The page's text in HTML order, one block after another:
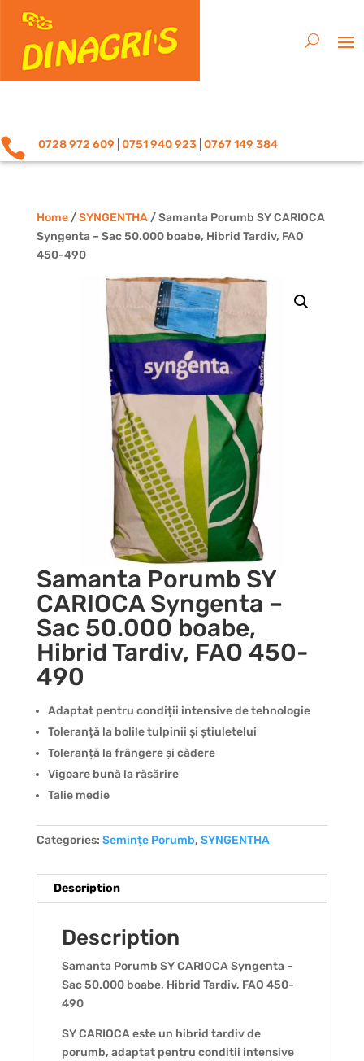
 0728 972 609 0751 940 923 0767 149 384
Home/SYNGENTHA/ Samanta Porumb SY CARIOCA
Syngenta – Sac 50.000 boabe, Hibrid Tardiv, FAO
450-490
Samanta Porumb SY
CARIOCA Syngenta –
Sac 50.000 boabe,
Hibrid Tardiv, FAO 450-
490
Adaptat pentru condiții intensive de tehnologie
Toleranță la bolile tulpinii și știuletelui
Toleranță la frângere și cădere
Vigoare bună la răsărire
Talie medie
Categories: Semințe Porumb, SYNGENTHA
Description
Description
Samanta Porumb SY CARIOCA Syngenta –
Sac 50.000 boabe, Hibrid Tardiv, FAO 450-
490
SY CARIOCA este un hibrid tardiv de
porumb, adaptat pentru conditii intensive